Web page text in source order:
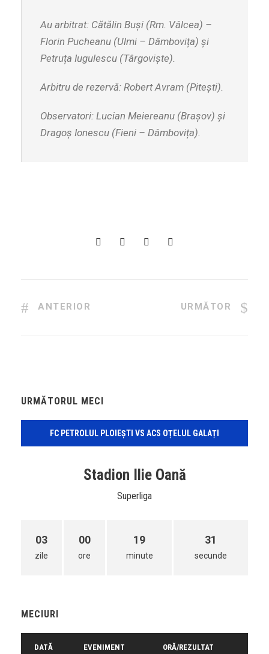
Au arbitrat: Cătălin Buși (Rm. Vâlcea) –
Florin Pucheanu (Ulmi – Dâmbovița) și
Petruța Iugulescu (Târgoviște).
Arbitru de rezervă: Robert Avram (Pitești).
Observatori: Lucian Meiereanu (Brașov) și
Dragoș Ionescu (Fieni – Dâmbovița).
ANTERIOR URMĂTOR
URMĂTORUL MECI
FC PETROLUL PLOIEȘTI VS ACS OȚELUL GALAȚI
Stadion Ilie Oană
Superliga
03
zile
00
ore
19
minute
31
secunde
MECIURI
DATĂ EVENIMENT ORĂ/REZULTAT